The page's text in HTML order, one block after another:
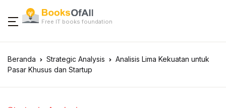
Free IT books foundation
Beranda Strategic Analysis
Analisis Lima Kekuatan untuk
Pasar Khusus dan Startup